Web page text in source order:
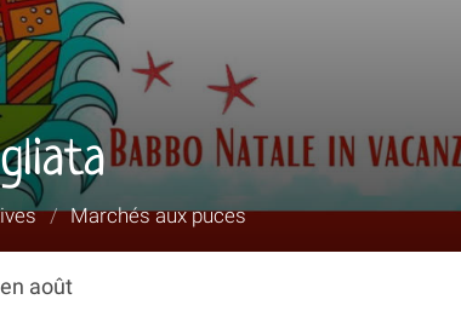
/ Marchés aux puces
août